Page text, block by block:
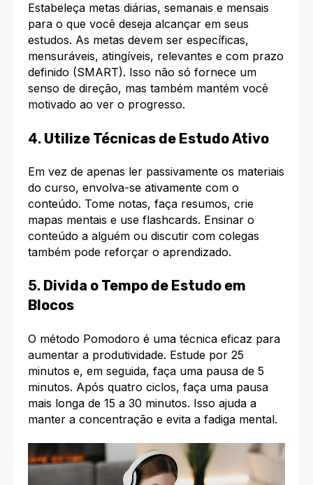
Estabeleça metas diárias, semanais e mensais
para o que você deseja alcançar em seus
estudos. As metas devem ser específicas,
mensuráveis, atingíveis, relevantes e com prazo
definido (SMART). Isso não só fornece um
senso de direção, mas também mantém você
motivado ao ver o progresso.
4. Utilize Técnicas de Estudo Ativo
Em vez de apenas ler passivamente os materiais
do curso, envolva-se ativamente com o
conteúdo. Tome notas, faça resumos, crie
mapas mentais e use flashcards. Ensinar o
conteúdo a alguém ou discutir com colegas
também pode reforçar o aprendizado.
5. Divida o Tempo de Estudo em
Blocos
O método Pomodoro é uma técnica eficaz para
aumentar a produtividade. Estude por 25
minutos e, em seguida, faça uma pausa de 5
minutos. Após quatro ciclos, faça uma pausa
mais longa de 15 a 30 minutos. Isso ajuda a
manter a concentração e evita a fadiga mental.